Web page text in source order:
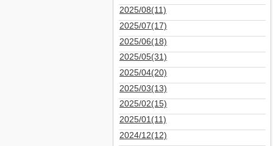
2025/08(11)
2025/07(17)
2025/06(18)
2025/05(31)
2025/04(20)
2025/03(13)
2025/02(15)
2025/01(11)
2024/12(12)